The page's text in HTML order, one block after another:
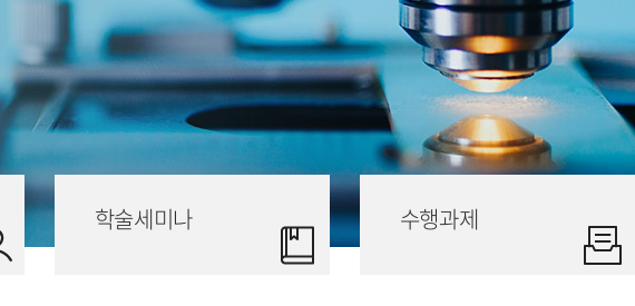
학술세미나 수행과제